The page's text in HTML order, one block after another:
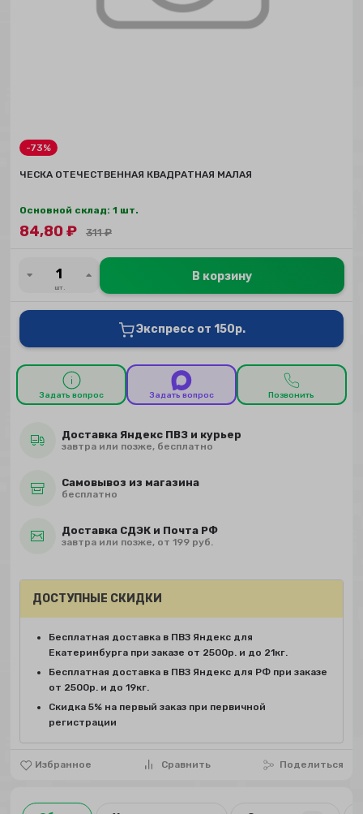
-73%
ЧЕСКА ОТЕЧЕСТВЕННАЯ КВАДРАТНАЯ МАЛАЯ
Основной склад: 1 шт.
84,80₽ 311₽
шт.
В корзину
Экспресс от 150р.
Задать вопрос Задать вопрос Позвонить
Доставка Яндекс ПВЗ и курьер
завтра или позже, бесплатно
Самовывоз из магазина
бесплатно
Доставка СДЭК и Почта РФ
завтра или позже, от 199 руб.
Избранное Сравнить Поделиться
ДОСТУПНЫЕ СКИДКИ
Бесплатная доставка в ПВЗ Яндекс для
Екатеринбурга при заказе от 2500р. и до 21кг.
Бесплатная доставка в ПВЗ Яндекс для РФ при заказе
от 2500р. и до 19кг.
Скидка 5% на первый заказ при первичной
регистрации